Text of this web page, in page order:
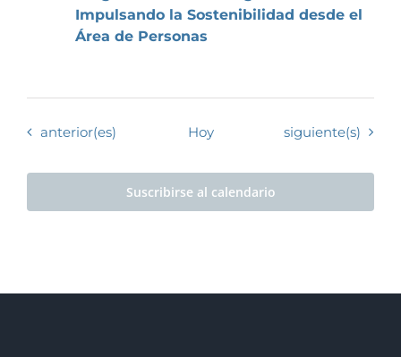
Impulsando la Sostenibilidad desde el
Área de Personas
Eventos
anterior(es) Hoy Eventos
siguiente(s)
Suscribirse al calendario